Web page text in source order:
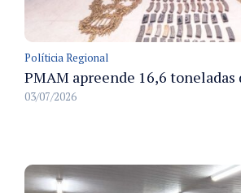
Políticia Regional
03/07/2026